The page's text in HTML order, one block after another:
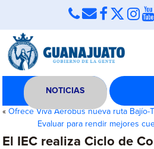
NOTICIAS
«Ofrece Viva Aerobus nueva ruta Bajío-
Evaluar para rendir mejores
El IEC realiza Ciclo de